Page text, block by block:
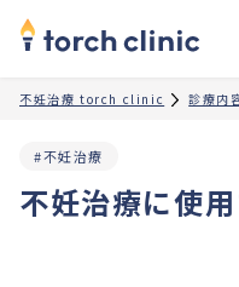
不妊治療 torch clinic 診療内
不妊治療に使
#不妊治療